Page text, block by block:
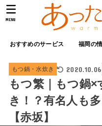
おすすめのサービス 福岡の
MENU
もつ鍋・水炊き 2020.10.06
もつ繁｜もつ鍋
き！？有名人も
【赤坂】